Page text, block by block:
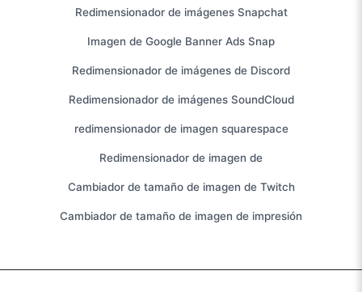
Redimensionador de imágenes Snapchat
Imagen de Google Banner Ads Snap
Redimensionador de imágenes de Discord
Redimensionador de imágenes SoundCloud
redimensionador de imagen squarespace
Redimensionador de imagen de
Cambiador de tamaño de imagen de Twitch
Cambiador de tamaño de imagen de impresión